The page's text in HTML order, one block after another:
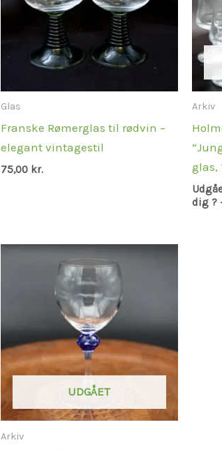
Glas
Franske Rømerglas til rødvin –
elegant vintagestil
75,00 kr.
Arkiv
glas,
dig ?
UDGÅET
Arkiv